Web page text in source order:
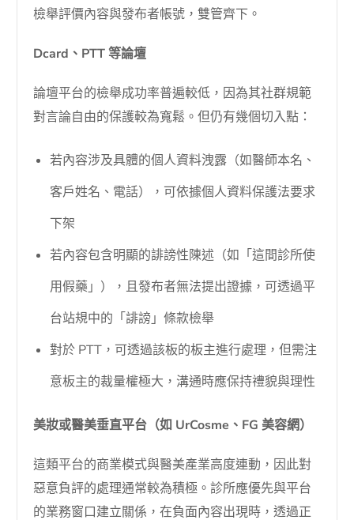
檢舉評價內容與發布者帳號，雙管齊下。
Dcard、PTT 等論壇
論壇平台的檢舉成功率普遍較低，因為其社群規範
對言論自由的保護較為寬鬆。但仍有幾個切入點：
若內容涉及具體的個人資料洩露（如醫師本名、
客戶姓名、電話），可依據個人資料保護法要求
下架
若內容包含明顯的誹謗性陳述（如「這間診所使
用假藥」），且發布者無法提出證據，可透過平
台站規中的「誹謗」條款檢舉
對於 PTT，可透過該板的板主進行處理，但需注
意板主的裁量權極大，溝通時應保持禮貌與理性
美妝或醫美垂直平台（如 UrCosme、FG 美容網）
這類平台的商業模式與醫美產業高度連動，因此對
惡意負評的處理通常較為積極。診所應優先與平台
的業務窗口建立關係，在負面內容出現時，透過正